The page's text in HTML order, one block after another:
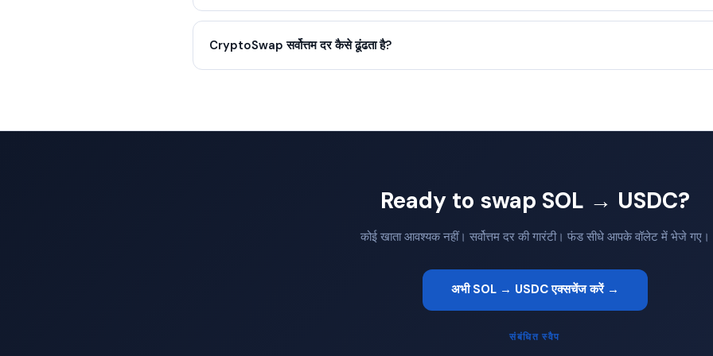
CryptoSwap सर्वोत्तम दर कैसे ढूंढता है?
Ready to swap SOL → USDC?
कोई खाता आवश्यक नहीं। सर्वोत्तम दर की गारंटी। फंड सीधे आपके वॉलेट में भेजे गए।
अभी SOL → USDC एक्सचेंज करें →
संबंधित स्वैप